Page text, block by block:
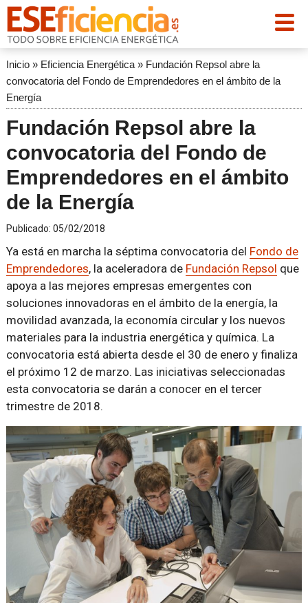
Inicio» Eficiencia Energética» Fundación Repsol abre la
convocatoria del Fondo de Emprendedores en el ámbito de la
Energía
Fundación Repsol abre la
convocatoria del Fondo de
Emprendedores en el ámbito
de la Energía
Publicado: 05/02/2018
Ya está en marcha la séptima convocatoria del Fondo de
Emprendedores, la aceleradora de Fundación Repsol que
apoya a las mejores empresas emergentes con
soluciones innovadoras en el ámbito de la energía, la
movilidad avanzada, la economía circular y los nuevos
materiales para la industria energética y química. La
convocatoria está abierta desde el 30 de enero y finaliza
el próximo 12 de marzo. Las iniciativas seleccionadas
esta convocatoria se darán a conocer en el tercer
trimestre de 2018.